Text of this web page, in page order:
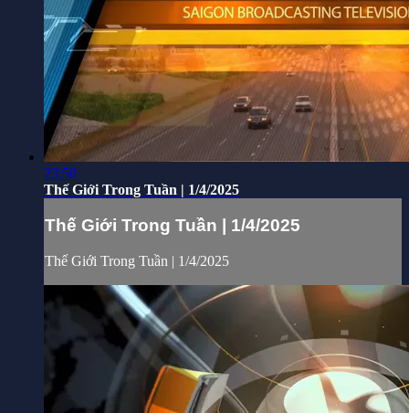
23:50
Thế Giới Trong Tuần | 1/4/2025
Thế Giới Trong Tuần | 1/4/2025
Thế Giới Trong Tuần | 1/4/2025